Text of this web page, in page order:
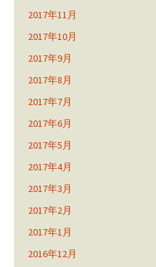
2017年11月
2017年10月
2017年9月
2017年8月
2017年7月
2017年6月
2017年5月
2017年4月
2017年3月
2017年2月
2017年1月
2016年12月